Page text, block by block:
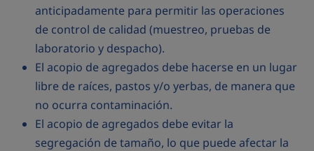
anticipadamente para permitir las operaciones
de control de calidad (muestreo, pruebas de
laboratorio y despacho).
El acopio de agregados debe hacerse en un lugar
libre de raíces, pastos y/o yerbas, de manera que
no ocurra contaminación.
El acopio de agregados debe evitar la
segregación de tamaño, lo que puede afectar la